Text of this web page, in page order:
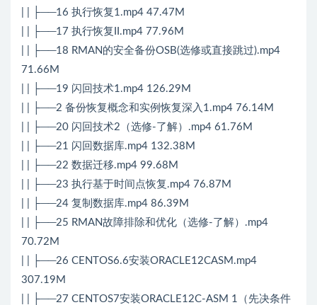
| | ├──16 执行恢复1.mp4 47.47M
| | ├──17 执行恢复II.mp4 77.96M
| | ├──18 RMAN的安全备份OSB(选修或直接跳过).mp4
71.66M
| | ├──19 闪回技术1.mp4 126.29M
| | ├──2 备份恢复概念和实例恢复深入1.mp4 76.14M
| | ├──20 闪回技术2（选修-了解）.mp4 61.76M
| | ├──21 闪回数据库.mp4 132.38M
| | ├──22 数据迁移.mp4 99.68M
| | ├──23 执行基于时间点恢复.mp4 76.87M
| | ├──24 复制数据库.mp4 86.39M
| | ├──25 RMAN故障排除和优化（选修-了解）.mp4
70.72M
| | ├──26 CENTOS6.6安装ORACLE12CASM.mp4
307.19M
| | ├──27 CENTOS7安装ORACLE12C-ASM 1（先决条件